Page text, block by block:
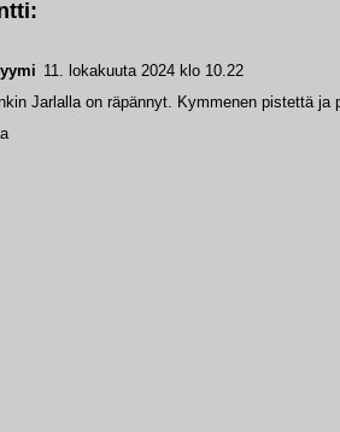
11. lokakuuta 2024 klo 10.22
Jarlalla on räpännyt. Kymmenen pistettä ja